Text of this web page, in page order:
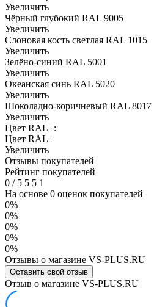
Увеличить
Чёрный глубокий RAL 9005
Увеличить
Слоновая кость светлая RAL 1015
Увеличить
Зелёно-синий RAL 5001
Увеличить
Океанская синь RAL 5020
Увеличить
Шоколадно-коричневый RAL 8017
Увеличить
Цвет RAL+:
Цвет RAL+
Увеличить
Отзывы покупателей
Рейтинг покупателей
0 /5 5 5 1
На основе 0 оценок покупателей
0%
0%
0%
0%
0%
Отзывы о магазине VS-PLUS.RU
Оставить свой отзыв
Отзыв о магазине VS-PLUS.RU